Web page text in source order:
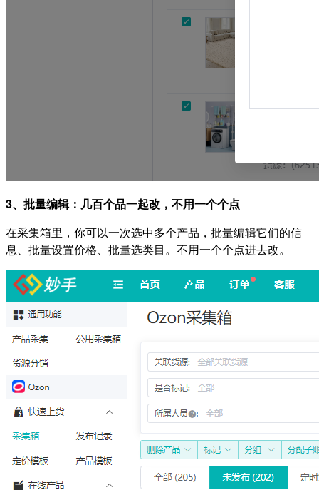
3、批量编辑：几百个品一起改，不用一个个点
在采集箱里，你可以一次选中多个产品，批量编辑它们的信
息、批量设置价格、批量选类目。不用一个个点进去改。